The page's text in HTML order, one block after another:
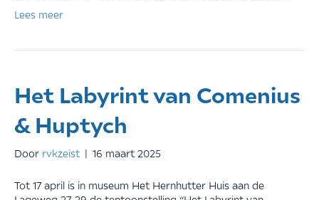
Lees meer
Het Labyrint van Comenius
& Huptych
Door rvkzeist | 16 maart 2025
Tot 17 april is in museum Het Hernhutter Huis aan de